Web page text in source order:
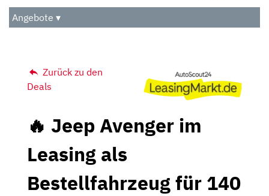
Audio
Das Beste
Angebote ▾
Zurück zu den
Deals
🔥 Jeep Avenger im
Leasing als
Bestellfahrzeug für 140